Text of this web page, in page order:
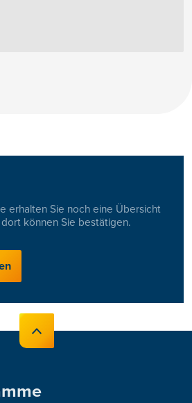
erhalten Sie noch eine Übersicht
können Sie bestätigen.